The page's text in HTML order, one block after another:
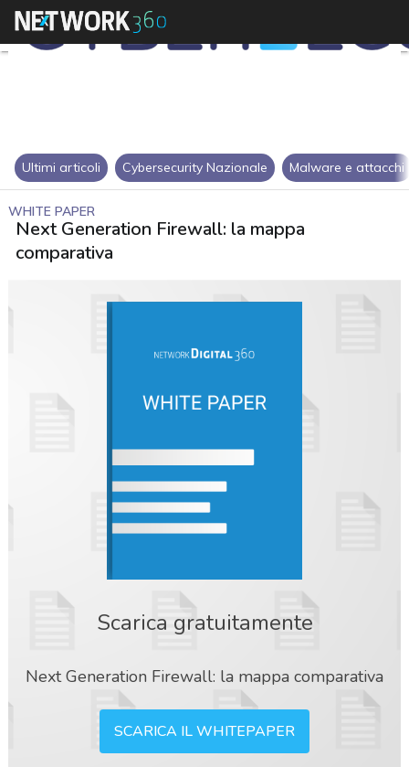
Ultimi articoli Cybersecurity Nazionale Malware e attacchi
WHITE PAPER
Next Generation Firewall: la mappa
comparativa
Scarica gratuitamente
Next Generation Firewall: la mappa comparativa
SCARICA IL WHITEPAPER